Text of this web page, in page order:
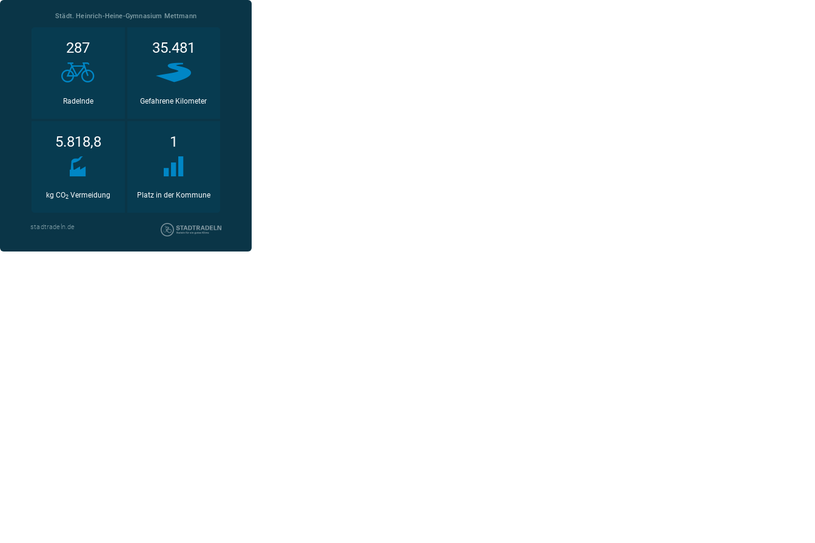
Städt. Heinrich-Heine-Gymnasium Mettmann
287
Radelnde
35.481
Gefahrene Kilometer
5.818,8
kg CO2Vermeidung
1
Platz in der Kommune
stadtradeln.de